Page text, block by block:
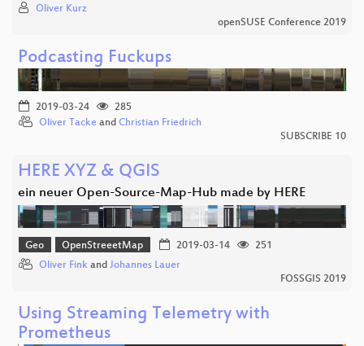
Oliver Kurz
openSUSE Conference 2019
Podcasting Fuckups
2019-03-24
285
Oliver Tacke and Christian Friedrich
SUBSCRIBE 10
HERE XYZ & QGIS
ein neuer Open-Source-Map-Hub made by HERE
Geo OpenStreeetMap 2019-03-14
251
Oliver Fink and Johannes Lauer
FOSSGIS 2019
Using Streaming Telemetry with
Prometheus